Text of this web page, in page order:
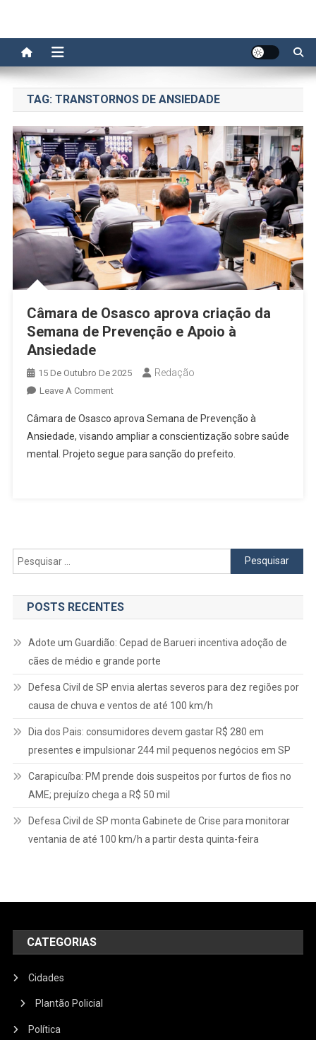
TAG: TRANSTORNOS DE ANSIEDADE
Câmara de Osasco aprova criação da
Semana de Prevenção e Apoio à
Ansiedade
15 De Outubro De 2025 Redação
Leave A CommentOn
De
Osasco
Aprova
E
Ansiedade
Câmara de Osasco aprova Semana de Prevenção à
Ansiedade, visando ampliar a conscientização sobre saúde
mental. Projeto segue para sanção do prefeito.
Pesquisar
por:
POSTS RECENTES
Adote um Guardião: Cepad de Barueri incentiva adoção de
cães de médio e grande porte
Defesa Civil de SP envia alertas severos para dez regiões por
causa de chuva e ventos de até 100 km/h
Dia dos Pais: consumidores devem gastar R$ 280 em
presentes e impulsionar 244 mil pequenos negócios em SP
Carapicuíba: PM prende dois suspeitos por furtos de fios no
AME; prejuízo chega a R$ 50 mil
Defesa Civil de SP monta Gabinete de Crise para monitorar
ventania de até 100 km/h a partir desta quinta-feira
CATEGORIAS
Cidades
Plantão Policial
Política